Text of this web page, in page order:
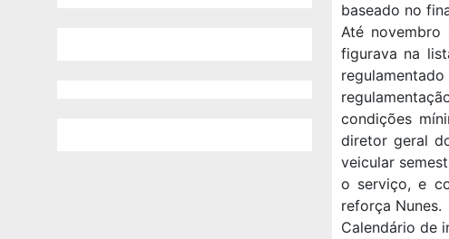
baseado no
Até novembro
figurava na
condições
diretor geral
veicular
o serviço, e
reforça Nunes.
Calendário de